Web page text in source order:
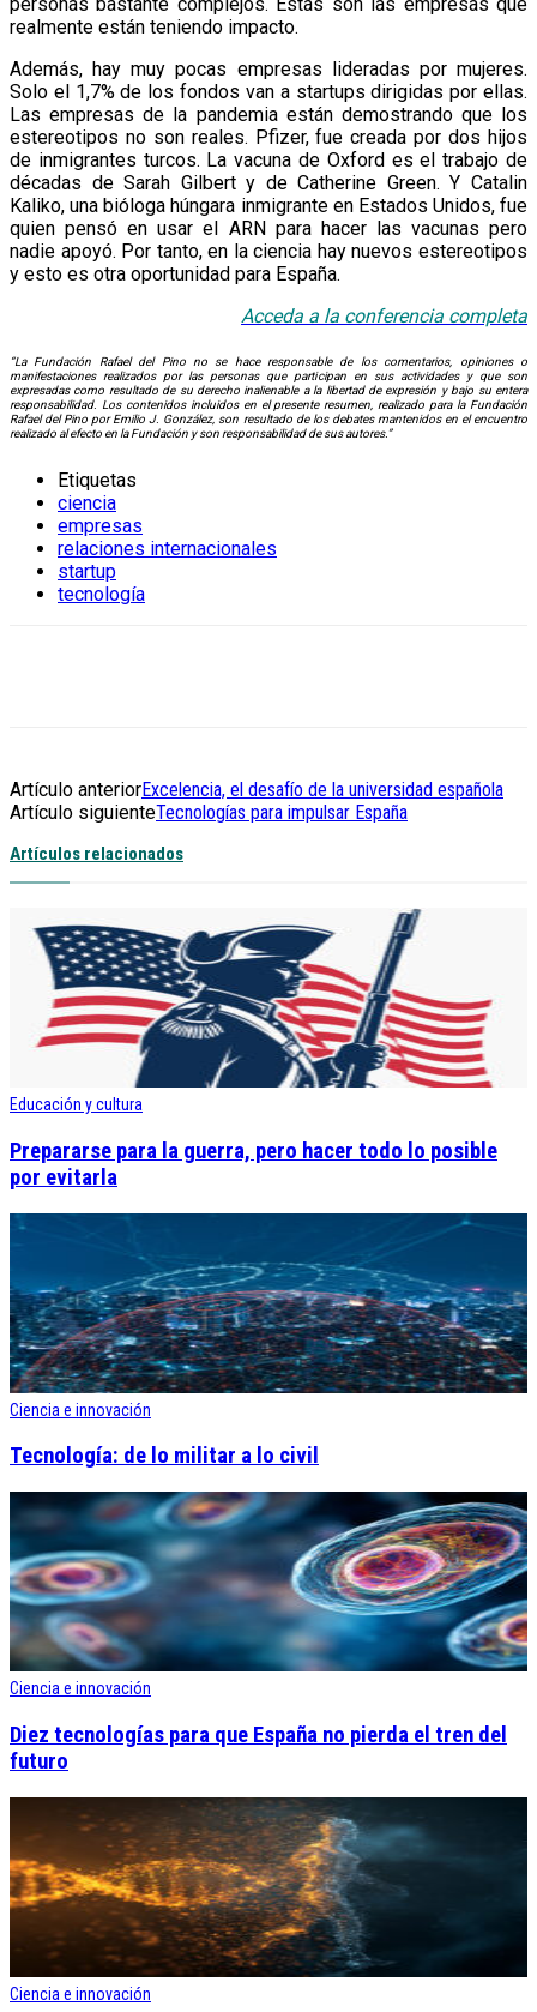
realmente están teniendo impacto.
Además, hay muy pocas empresas lideradas por mujeres.
Solo el 1,7% de los fondos van a startups dirigidas por ellas.
Las empresas de la pandemia están demostrando que los
estereotipos no son reales. Pfizer, fue creada por dos hijos
de inmigrantes turcos. La vacuna de Oxford es el trabajo de
décadas de Sarah Gilbert y de Catherine Green. Y Catalin
Kaliko, una bióloga húngara inmigrante en Estados Unidos, fue
quien pensó en usar el ARN para hacer las vacunas pero
nadie apoyó. Por tanto, en la ciencia hay nuevos estereotipos
y esto es otra oportunidad para España.
Acceda a la conferencia completa
“La Fundación Rafael del Pino no se hace responsable de los comentarios, opiniones o
manifestaciones realizados por las personas que participan en sus actividades y que son
expresadas como resultado de su derecho inalienable a la libertad de expresión y bajo su entera
responsabilidad. Los contenidos incluidos en el presente resumen, realizado para la Fundación
Rafael del Pino por Emilio J. González, son resultado de los debates mantenidos en el encuentro
realizado al efecto en la Fundación y son responsabilidad de sus autores.”
Etiquetas
ciencia
empresas
relaciones internacionales
startup
tecnología
Artículo anteriorExcelencia, el desafío de la universidad española
Artículo siguienteTecnologías para impulsar España
Artículos relacionados
Educación y cultura
Prepararse para la guerra, pero hacer todo lo posible
por evitarla
Ciencia e innovación
Tecnología: de lo militar a lo civil
Ciencia e innovación
Diez tecnologías para que España no pierda el tren del
futuro
Ciencia e innovación